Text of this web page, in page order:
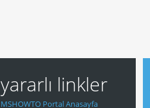
yararlı linkler
MSHOWTO Portal Anasayfa